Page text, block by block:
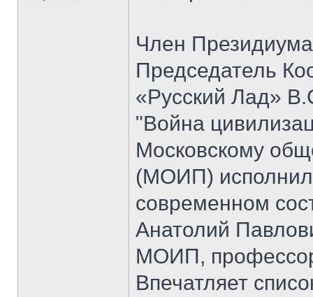
Член
Председатель
«Русский Лад»
"Война
Московскому
(МОИП)
современном
Анатолий
МОИП,
Впечатляет